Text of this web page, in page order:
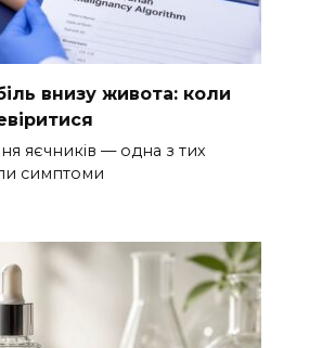
внизу живота: коли
яєчників — одна з тих
симптоми